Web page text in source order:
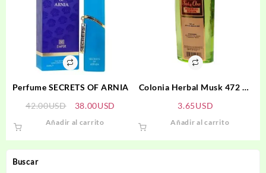
Buscar
Perfume SECRETS OF ARNIA
42.00USD
El
precio
era:
38.00USD
es:
Añadir al carrito
Colonia Herbal Musk 472 ml
3.65USD
Añadir al carrito